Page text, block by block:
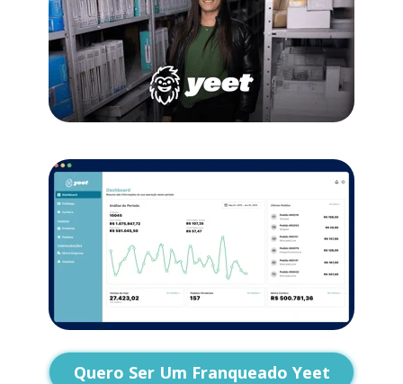
Quero Ser Um Franqueado Yeet